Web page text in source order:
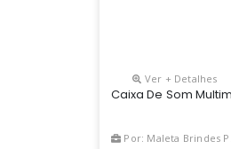
Ver + Detalhes
Caixa De Som
Por: Maleta Brindes Promocionais